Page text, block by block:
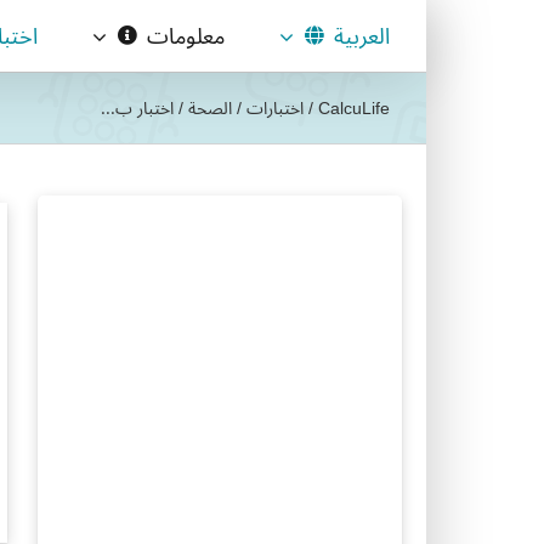
العربية معلومات
CalcuLife
/اختبارات/الصحة/اختبار ب...